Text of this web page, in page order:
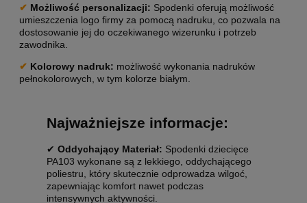
✔ Możliwość personalizacji: Spodenki oferują możliwość
umieszczenia logo firmy za pomocą nadruku, co pozwala na
dostosowanie jej do oczekiwanego wizerunku i potrzeb
zawodnika.
✔ Kolorowy nadruk: możliwość wykonania nadruków
pełnokolorowych, w tym kolorze białym.
Najważniejsze informacje:
✔ Oddychający Materiał: Spodenki dziecięce
PA103 wykonane są z lekkiego, oddychającego
poliestru, który skutecznie odprowadza wilgoć,
zapewniając komfort nawet podczas
intensywnych aktywności.